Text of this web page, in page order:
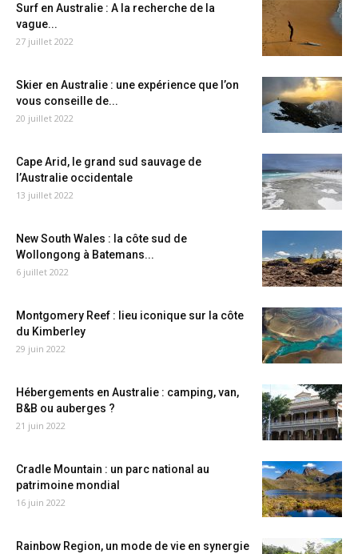
Surf en Australie : A la recherche de la
vague...
27 juillet 2022
Skier en Australie : une expérience que l’on
vous conseille de...
20 juillet 2022
Cape Arid, le grand sud sauvage de
l’Australie occidentale
13 juillet 2022
New South Wales : la côte sud de
Wollongong à Batemans...
6 juillet 2022
Montgomery Reef : lieu iconique sur la côte
du Kimberley
29 juin 2022
Hébergements en Australie : camping, van,
B&B ou auberges ?
21 juin 2022
Cradle Mountain : un parc national au
patrimoine mondial
16 juin 2022
Rainbow Region, un mode de vie en synergie